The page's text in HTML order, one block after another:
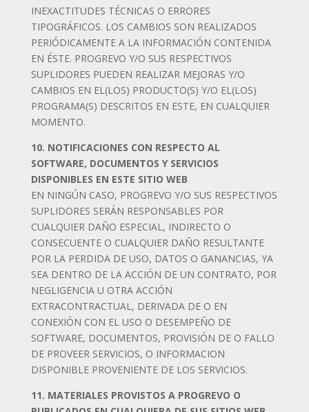
INEXACTITUDES TÉCNICAS O ERRORES
TIPOGRÁFICOS. LOS CAMBIOS SON REALIZADOS
PERIÓDICAMENTE A LA INFORMACIÓN CONTENIDA
EN ÉSTE. PROGREVO Y/O SUS RESPECTIVOS
SUPLIDORES PUEDEN REALIZAR MEJORAS Y/O
CAMBIOS EN EL(LOS) PRODUCTO(S) Y/O EL(LOS)
PROGRAMA(S) DESCRITOS EN ESTE, EN CUALQUIER
MOMENTO.
10. NOTIFICACIONES CON RESPECTO AL
SOFTWARE, DOCUMENTOS Y SERVICIOS
DISPONIBLES EN ESTE SITIO WEB
EN NINGÚN CASO, PROGREVO Y/O SUS RESPECTIVOS
SUPLIDORES SERÁN RESPONSABLES POR
CUALQUIER DAÑO ESPECIAL, INDIRECTO O
CONSECUENTE O CUALQUIER DAÑO RESULTANTE
POR LA PERDIDA DE USO, DATOS O GANANCIAS, YA
SEA DENTRO DE LA ACCIÓN DE UN CONTRATO, POR
NEGLIGENCIA U OTRA ACCIÓN
EXTRACONTRACTUAL, DERIVADA DE O EN
CONEXIÓN CON EL USO O DESEMPEÑO DE
SOFTWARE, DOCUMENTOS, PROVISIÓN DE O FALLO
DE PROVEER SERVICIOS, O INFORMACION
DISPONIBLE PROVENIENTE DE LOS SERVICIOS.
11. MATERIALES PROVISTOS A PROGREVO O